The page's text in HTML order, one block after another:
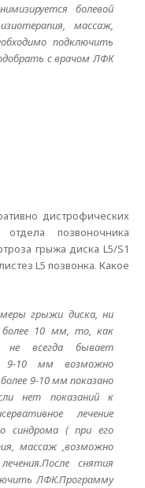
болевой
массаж,
подключить
с врачом ЛФК
дистрофических
позвоночника
грыжа диска L5/S1
L5 позвонка. Какое
грыжи диска, ни
более 10 мм, то, как
не всегда бывает
9-10 мм возможно
9-10 мм показано
нет показаний к
лечение
синдрома ( при его
массаж ,возможно
снятия
ЛФК.Программу